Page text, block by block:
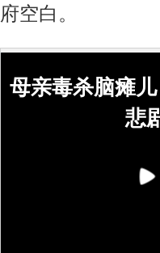
府空白。
母亲毒杀脑瘫
悲